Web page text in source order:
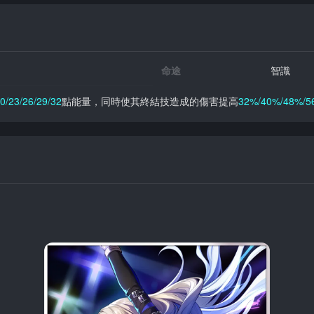
命途 智識
23/26/29/32點能量，同時使其終結技造成的傷害提高32%/40%/48%/